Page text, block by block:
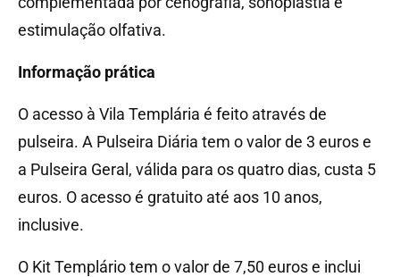
estimulação olfativa.
Informação prática
O acesso à Vila Templária é feito através de
pulseira. A Pulseira Diária tem o valor de 3 euros e
a Pulseira Geral, válida para os quatro dias, custa 5
euros. O acesso é gratuito até aos 10 anos,
inclusive.
O Kit Templário tem o valor de 7,50 euros e inclui